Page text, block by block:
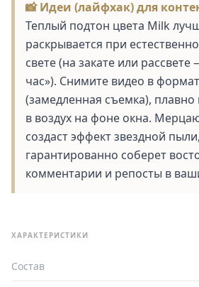
📸 Идеи (лайфхак) для
Теплый подтон цвета Milk
раскрывается при
свете (на закате или
час»). Снимите видео в
(замедленная съемка), плавно
в воздух на фоне окна.
создаст эффект звездной
гарантированно соберет
комментарии и репосты в
ХАРАКТЕРИСТИКИ
Состав